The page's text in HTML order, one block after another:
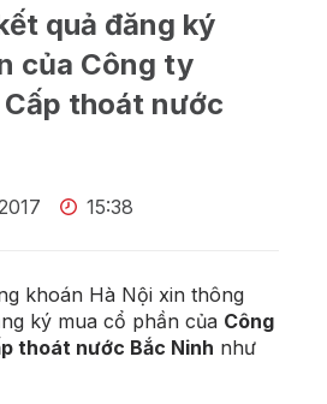
quả đăng ký
của Công ty
thoát nước
15:38
khoán Hà Nội xin thông
ký mua cổ phần của Công
thoát nước Bắc Ninh như